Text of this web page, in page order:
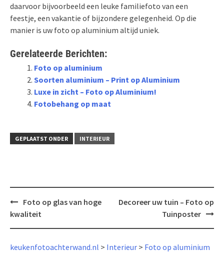
daarvoor bijvoorbeeld een leuke familiefoto van een
feestje, een vakantie of bijzondere gelegenheid. Op die
manier is uw foto op aluminium altijd uniek.
Gerelateerde Berichten:
Foto op aluminium
Soorten aluminium – Print op Aluminium
Luxe in zicht – Foto op Aluminium!
Fotobehang op maat
GEPLAATST ONDER INTERIEUR
Bericht
navigatie
Foto op glas van hoge
kwaliteit
Decoreer uw tuin – Foto op
Tuinposter
keukenfotoachterwand.nl > Interieur > Foto op aluminium